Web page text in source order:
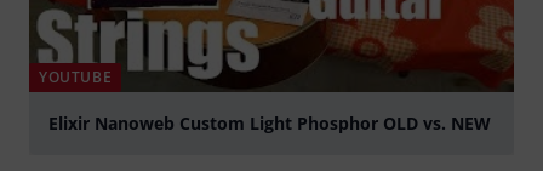
YOUTUBE
Elixir Nanoweb Custom Light Phosphor OLD vs. NEW